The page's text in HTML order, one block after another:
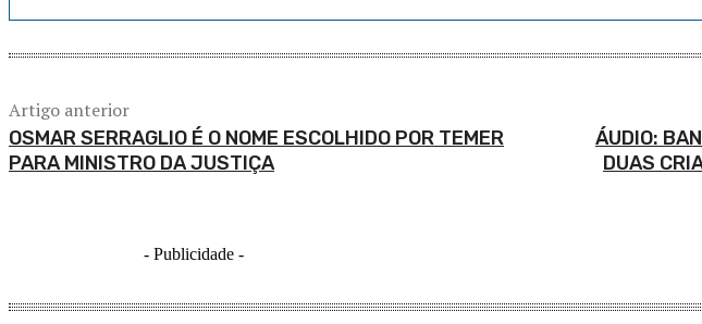
Artigo anterior
OSMAR SERRAGLIO É O NOME ESCOLHIDO POR TEMER
PARA MINISTRO DA JUSTIÇA
ÁUDIO:
DUAS
- Publicidade -